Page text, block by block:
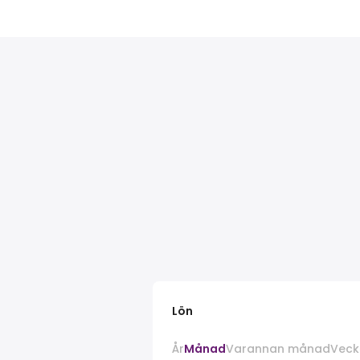
Lön
ÅrMånadVarannan månad